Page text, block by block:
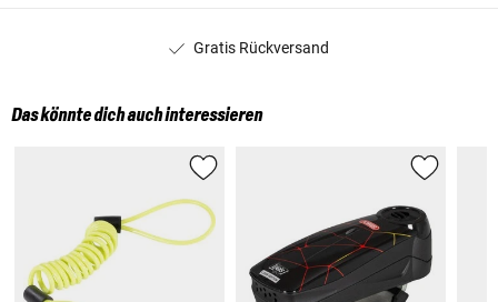
Gratis Rückversand
Das könnte dich auch interessieren